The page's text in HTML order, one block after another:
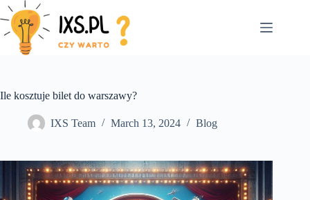
Skip
to
content
Ile kosztuje bilet do warszawy?
IXS Team March 13, 2024 Blog